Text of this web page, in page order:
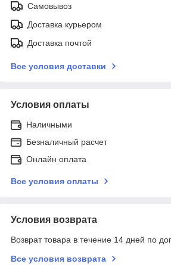
Самовывоз
Доставка курьером
Доставка почтой
Все условия доставки
Условия оплаты
Наличными
Безналичный расчет
Онлайн оплата
Все условия оплаты
Условия возврата
Возврат товара в течение 14 дней по
Все условия возврата